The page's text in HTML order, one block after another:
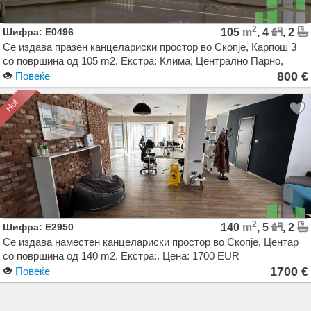
Шифра: E0496 105 m2, 4
, 2
Се издава празен канцелариски простор во Скопје, Карпош 3
со површина од 105 m2. Екстра: Клима, Централно Парно,
Лифт, Паркинг, Аларм, Гаража. Цена: 800 EUR
Повеќе 800 €
Шифра: E2950 140 m2, 5
, 2
Се издава наместен канцелариски простор во Скопје, Центар
со површина од 140 m2. Екстра:. Цена: 1700 EUR
Повеќе
1700 €